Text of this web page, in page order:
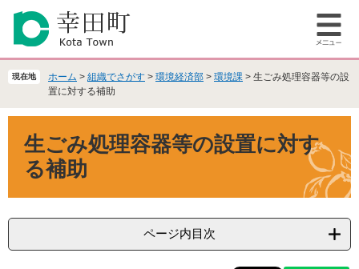
の
で
ー
ば
メ
ー
現在地 ホーム > 組織でさがす > 環境経済部 > 環境課 > 生ごみ処理容器等の設
置に対する補助
生ごみ処理容器等の設置に対す
る補助
ページ内目次